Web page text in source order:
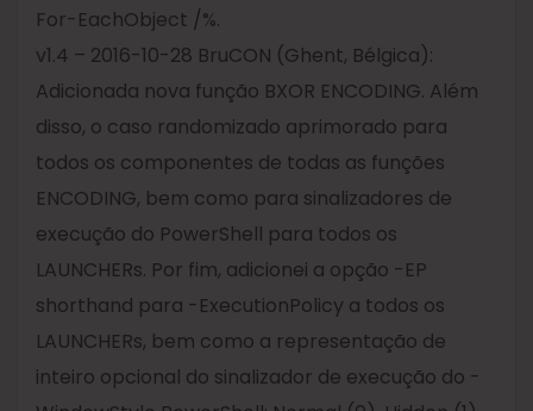
For-EachObject /%.
v1.4 – 2016-10-28 BruCON (Ghent, Bélgica):
Adicionada nova função BXOR ENCODING. Além
disso, o caso randomizado aprimorado para
todos os componentes de todas as funções
ENCODING, bem como para sinalizadores de
execução do PowerShell para todos os
LAUNCHERs. Por fim, adicionei a opção -EP
shorthand para -ExecutionPolicy a todos os
LAUNCHERs, bem como a representação de
inteiro opcional do sinalizador de execução do -